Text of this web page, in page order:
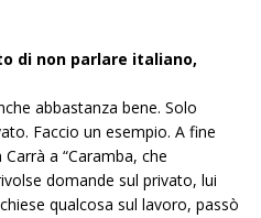
di non parlare italiano,
abbastanza bene. Solo
Faccio un esempio. A fine
a “Caramba, che
domande sul privato, lui
qualcosa sul lavoro, passò